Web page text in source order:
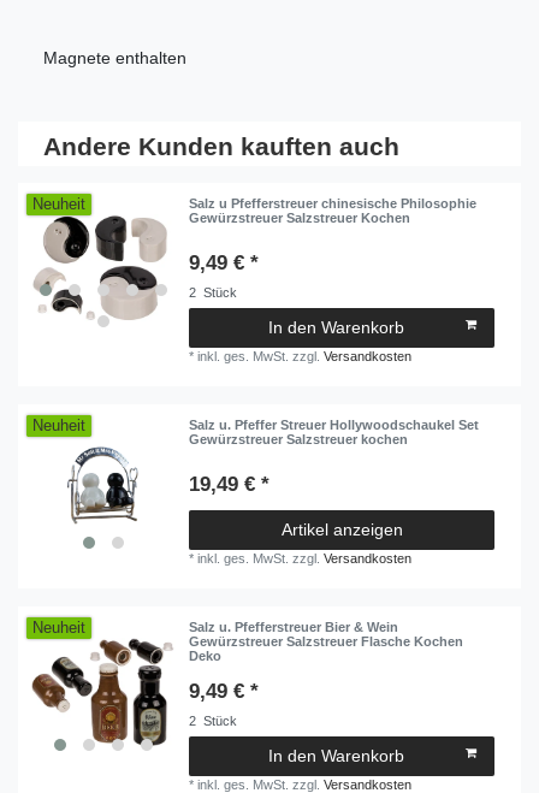
Magnete enthalten
Andere Kunden kauften auch
Neuheit
Salz u Pfefferstreuer chinesische Philosophie
Gewürzstreuer Salzstreuer Kochen
9,49 € *
2 Stück
In den Warenkorb
*inkl. ges. MwSt. zzgl.Versandkosten
Neuheit
Salz u. Pfeffer Streuer Hollywoodschaukel Set
Gewürzstreuer Salzstreuer kochen
19,49 € *
Artikel anzeigen
*inkl. ges. MwSt. zzgl.Versandkosten
Neuheit
Salz u. Pfefferstreuer Bier & Wein
Gewürzstreuer Salzstreuer Flasche Kochen
Deko
9,49 € *
2 Stück
In den Warenkorb
*inkl. ges. MwSt. zzgl.Versandkosten